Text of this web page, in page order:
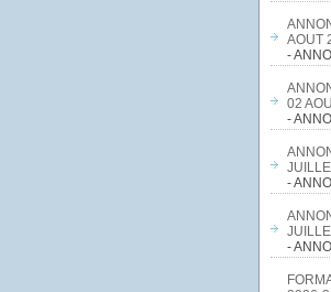
AOUT
-
02
-
-
-